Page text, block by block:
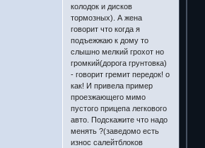
колодок и дисков
тормозных). А жена
говорит что когда я
подъежжаю к дому то
слышно мелкий грохот но
громкий(дорога грунтовка)
- говорит гремит передок! о
как! И привела пример
проезжающего мимо
пустого прицепа легкового
авто. Подскажите что надо
менять ?(заведомо есть
износ салейтблоков